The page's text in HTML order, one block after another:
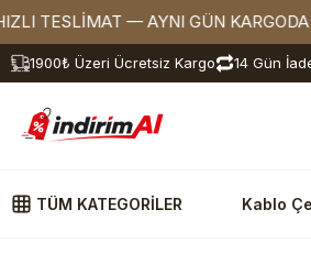
— AYNI GÜN KARGODA
1900₺ Üzeri Ücretsiz Kargo 14 Gün
TÜM KATEGORİLER Kablo